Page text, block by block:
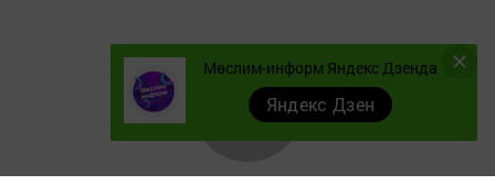
Мөслим-информ Яндекс Дзенда
Яндекс Дзен